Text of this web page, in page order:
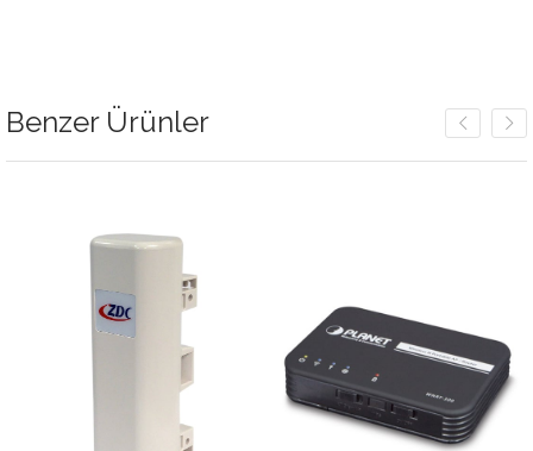
Benzer Ürünler